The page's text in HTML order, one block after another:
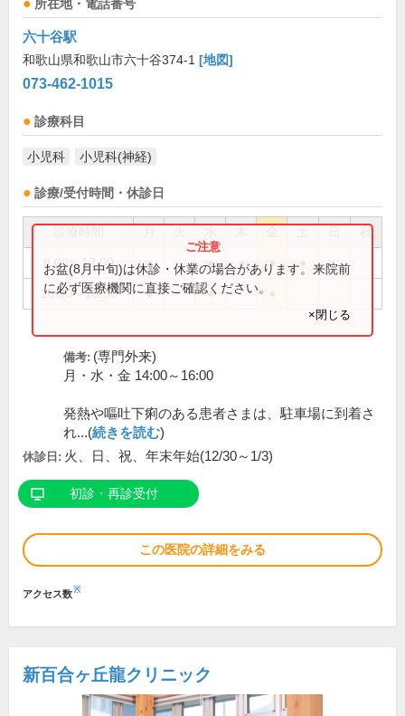
所在地・電話番号
六十谷駅
和歌山県和歌山市六十谷374-1 [地図]
073-462-1015
診療科目
小児科 小児科(神経)
診療/受付時間・休診日
祝
9:00～12:00 ● ● ● ●
16:30～18:30 ● ●
お盆(8月中旬)は休診・休業の場合があります。来院前
に必ず医療機関に直接ご確認ください。
×閉じる
備考: (専門外来)
月・水・金 14:00～16:00
発熱や嘔吐下痢のある患者さまは、駐車場に到着さ
れ...(続きを読む)
休診日: 火、日、祝、年末年始(12/30～1/3)
初診・再診受付
この医院の詳細をみる
アクセス数※
新百合ヶ丘龍クリニック